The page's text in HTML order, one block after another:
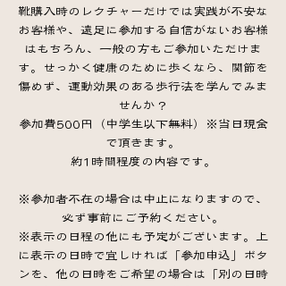
靴購入時のレクチャーだけでは実践が不安な
お客様や、遠足に参加する自信がないお客様
はもちろん、一般の方もご参加いただけま
す。せっかく健康のために歩くなら、関節を
傷めず、運動効果のある歩行法を学んでみま
せんか？
参加費500円（中学生以下無料）※当日現金
で頂きます。
約1時間程度の内容です。
※参加者不在の場合は中止になりますので、
必ず事前にご予約ください。
※表示の日程の他にも予定がございます。上
に表示の日時で宜しければ「参加申込」ボタ
ンを、他の日時をご希望の場合は「別の日時